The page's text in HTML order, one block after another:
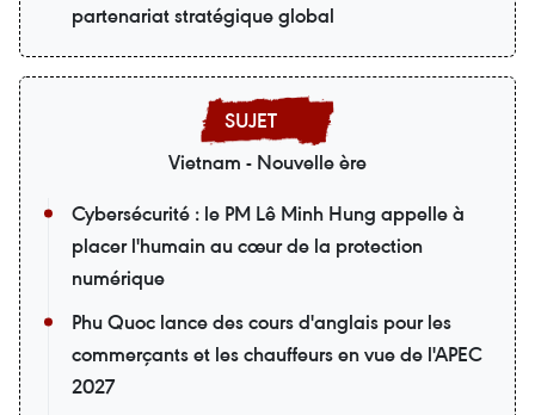
partenariat stratégique global
Vietnam - Nouvelle ère
Cybersécurité : le PM Lê Minh Hung appelle à
placer l'humain au cœur de la protection
numérique
Phu Quoc lance des cours d'anglais pour les
commerçants et les chauffeurs en vue de l'APEC
2027